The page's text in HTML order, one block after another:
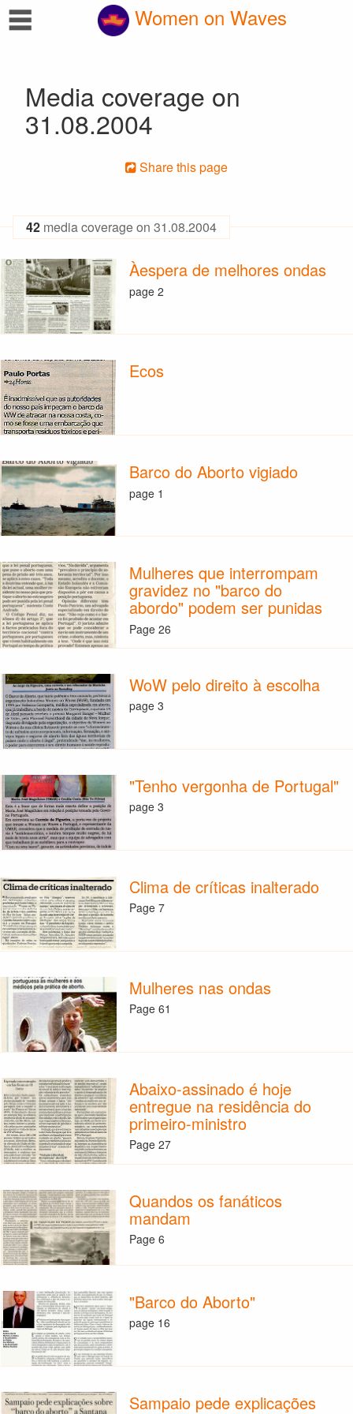
☰ Women on Waves
Media coverage on
31.08.2004
Share this page
42 media coverage on 31.08.2004
Àespera de melhores ondas
page 2
Ecos
Barco do Aborto vigiado
page 1
Mulheres que interrompam
gravidez no "barco do
abordo" podem ser punidas
Page 26
WoW pelo direito à escolha
page 3
"Tenho vergonha de Portugal"
page 3
Clima de críticas inalterado
Page 7
Mulheres nas ondas
Page 61
Abaixo-assinado é hoje
entregue na residência do
primeiro-ministro
Page 27
Quandos os fanáticos
mandam
Page 6
"Barco do Aborto"
page 16
Sampaio pede explicações